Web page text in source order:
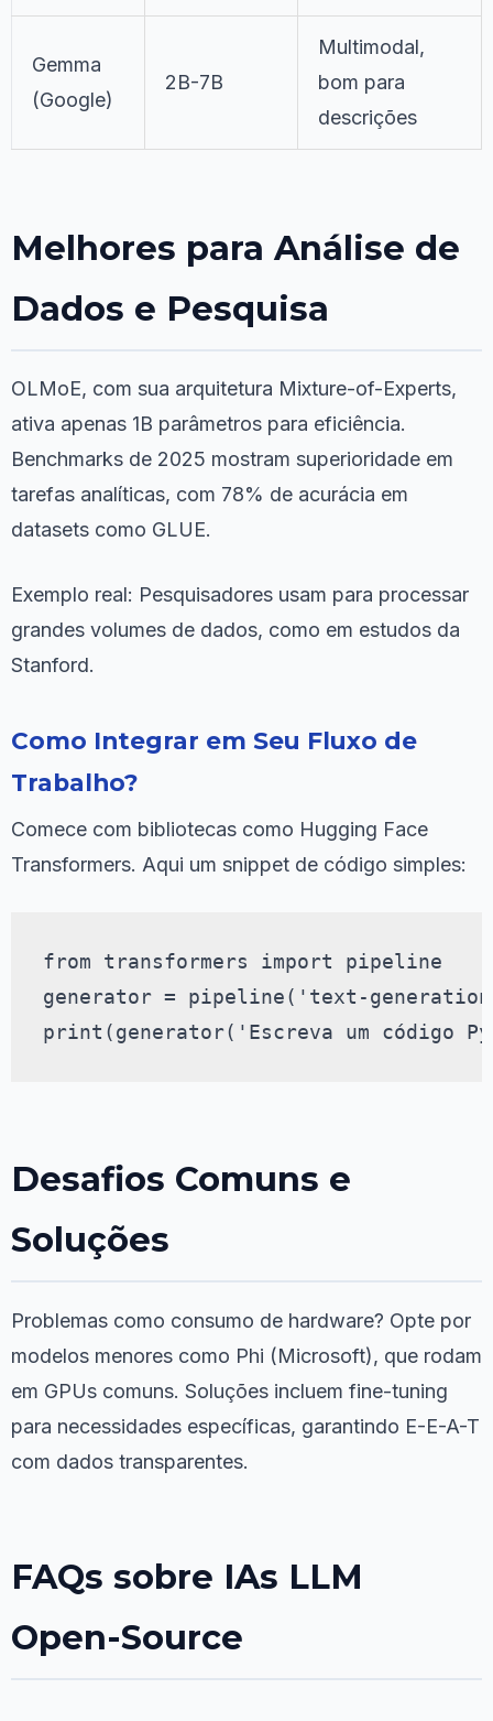
Gemma
(Google)
2B-7B
Multimodal,
bom para
descrições
Melhores para Análise de
Dados e Pesquisa
OLMoE, com sua arquitetura Mixture-of-Experts,
ativa apenas 1B parâmetros para eficiência.
Benchmarks de 2025 mostram superioridade em
tarefas analíticas, com 78% de acurácia em
datasets como GLUE.
Exemplo real: Pesquisadores usam para processar
grandes volumes de dados, como em estudos da
Stanford.
Como Integrar em Seu Fluxo de
Trabalho?
Comece com bibliotecas como Hugging Face
Transformers. Aqui um snippet de código simples:
from transformers import pipeline
generator = pipeline('text-
print(generator('Escreva um código
Desafios Comuns e
Soluções
Problemas como consumo de hardware? Opte por
modelos menores como Phi (Microsoft), que rodam
em GPUs comuns. Soluções incluem fine-tuning
para necessidades específicas, garantindo E-E-A-T
com dados transparentes.
FAQs sobre IAs LLM
Open-Source